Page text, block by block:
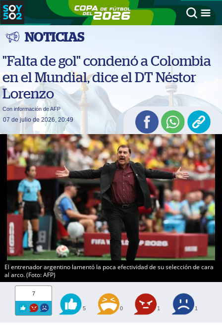
NOTICIAS
"Falta de gol" condenó a Colombia
en el Mundial, dice el DT Néstor
Lorenzo
Con información de AFP
07 de julio de 2026, 20:49
El entrenador argentino lamentó la poca efectividad de su selección de cara
al arco. (Foto: AFP)
7
5 0 1 1